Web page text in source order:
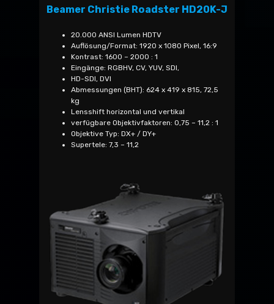
Beamer Christie Roadster HD20K-J
20.000 ANSI Lumen HDTV
Auflösung/Format: 1920 x 1080 Pixel, 16:9
Kontrast: 1600 – 2000 : 1
Eingänge: RGBHV, CV, YUV, SDI,
HD-SDI, DVI
Abmessungen (BHT): 624 x 419 x 815, 72,5
kg
Lensshift horizontal und vertikal
verfügbare Objektivfaktoren: 0,75 – 11,2 : 1
Objektive Typ: DX+ / DY+
Supertele: 7,3 – 11,2